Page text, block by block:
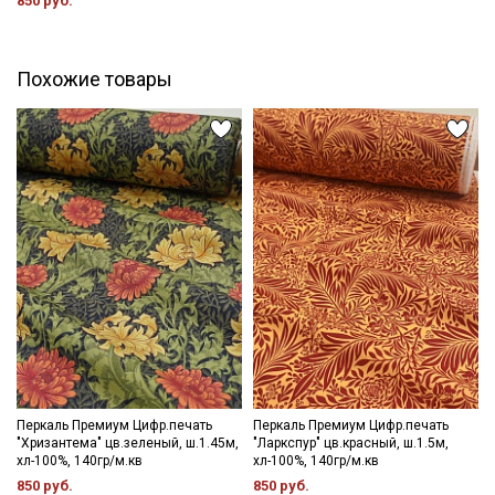
Похожие товары
Перкаль Премиум Цифр.печать
"Хризантема" цв.зеленый, ш.1.45м,
хл-100%, 140гр/м.кв
850 руб.
Перкаль Премиум Цифр.печать
"Ларкспур" цв.красный, ш.1.5м,
хл-100%, 140гр/м.кв
850 руб.
Секретная рассылка от Купава